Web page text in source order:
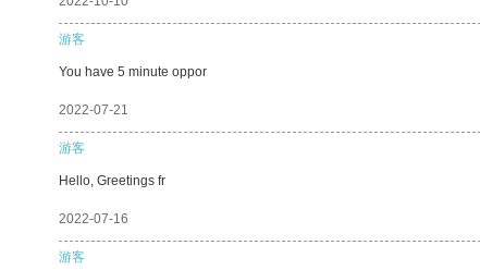
游客
You have 5 minute oppor
2022-07-21
游客
Hello, Greetings fr
2022-07-16
游客